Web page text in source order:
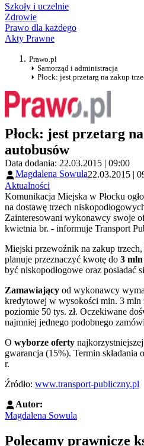
Szkoły i uczelnie
Zdrowie
Prawo dla każdego
Akty Prawne
Prawo.pl
Samorząd i administracja
Płock: jest przetarg na zakup
Płock: jest przetarg
autobusów
Data dodania: 22.03.2015 | 09:00
Magdalena Sowula22.03.2015 |
Aktualności
Komunikacja Miejska w Płocku
na dostawę trzech
Zainteresowani wykonawcy swoje
kwietnia br. - informuje Transport
Miejski przewoźnik na zakup
planuje przeznaczyć kwotę do 3 mln
być niskopodłogowe oraz posiadać
Zamawiający od wykonawcy
kredytowej w wysokości min. 3 mln
poziomie 50 tys. zł. Oczekiwane
najmniej jednego podobnego
O wyborze oferty
gwarancja (15%). Termin składania
r.
Źródło: www.transport-publiczny.pl
Autor:
Magdalena Sowula
Polecamy prawnicze